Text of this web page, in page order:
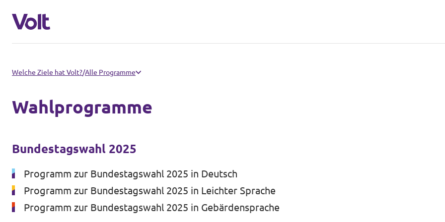
Volt in Nordrhein-Westfalen
Website von Volt NRW
Volt in Deutschland
Website
Volt in deinem Bundesland
Programm
Über Volt
Menschen
Neuigkeiten
Welche Ziele hat Volt?/Alle Programme
Wahlprogramme
Bundestagswahl 2025
Programm zur Bundestagswahl 2025 in Deutsch
Programm zur Bundestagswahl 2025 in Leichter Sprache
Programm zur Bundestagswahl 2025 in Gebärdensprache